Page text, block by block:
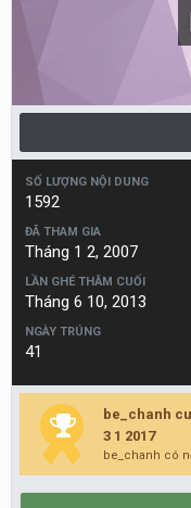
SỐ LƯỢNG NỘI DUNG
1592
ĐÃ THAM GIA
Tháng 1 2, 2007
LẦN GHÉ THĂM CUỐI
Tháng 6 10, 2013
NGÀY TRÚNG
41
be_chanh
3 1 2017
be_chanh có